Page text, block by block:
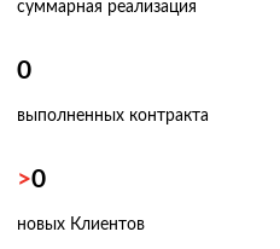
суммарная реализация
0
выполненных контракта
>0
новых Клиентов